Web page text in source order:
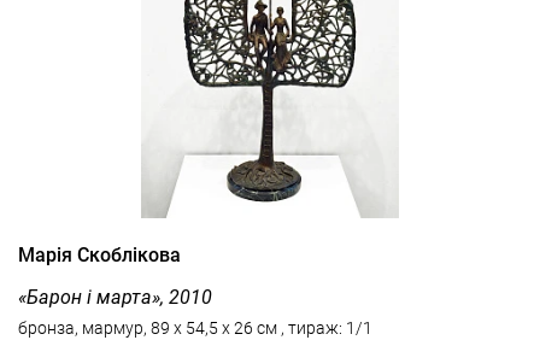
Марія Скоблікова
«Барон і марта», 2010
бронза, мармур, 89 х 54,5 х 26 см , тираж: 1/1